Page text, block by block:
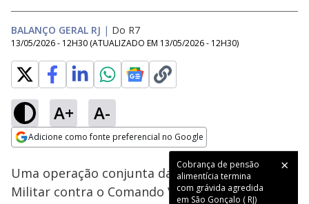
BALANÇO GERAL RJ | Do R7
13/05/2026 - 12H30 (ATUALIZADO EM 13/05/2026 - 12H30)
A+ A-
Adicione como fonte preferencial no Google
Cobrança de pensão
alimentícia termina
com grávida agredida
em São Gonçalo ( RJ)
Ativar
Loaded:
51.73%
Uma operação conjunta das polícias Civil e
Militar contra o Comando Vermelho em